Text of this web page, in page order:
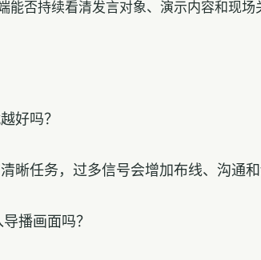
能否持续看清发言对象、演示内容和现场
好吗？
晰任务，过多信号会增加布线、沟通和
播画面吗？